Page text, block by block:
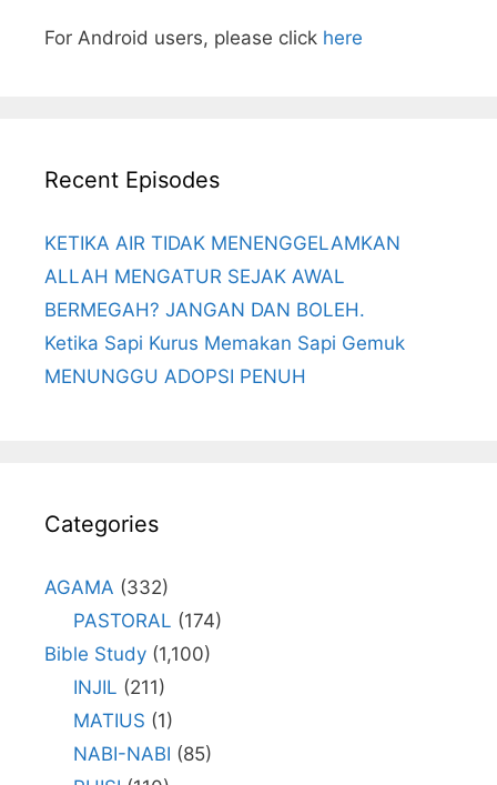
For Android users, please click here
Recent Episodes
KETIKA AIR TIDAK MENENGGELAMKAN
ALLAH MENGATUR SEJAK AWAL
BERMEGAH? JANGAN DAN BOLEH.
Ketika Sapi Kurus Memakan Sapi Gemuk
MENUNGGU ADOPSI PENUH
Categories
AGAMA (332)
PASTORAL (174)
Bible Study (1,100)
INJIL (211)
MATIUS (1)
NABI-NABI (85)